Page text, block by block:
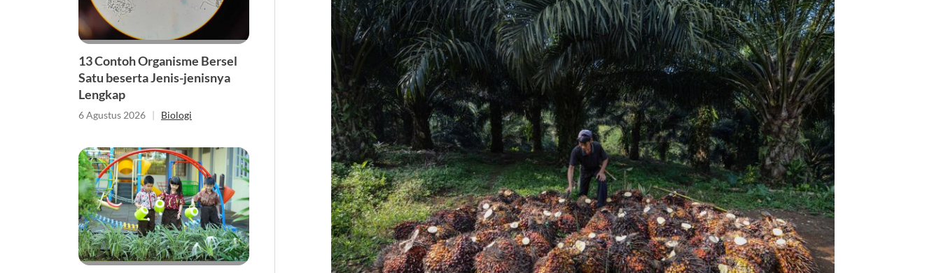
13 Contoh Organisme Bersel
Satu beserta Jenis-jenisnya
Lengkap
6 Agustus 2026 | Biologi